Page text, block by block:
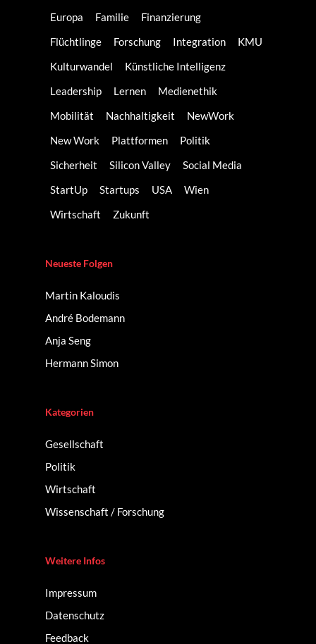
Europa
Familie
Finanzierung
Flüchtlinge
Forschung Integration
KMU
Kulturwandel
Künstliche Intelligenz
Leadership
Lernen
Medienethik
Mobilität
Nachhaltigkeit
NewWork
New Work
Plattformen
Politik
Sicherheit
Silicon Valley
Social Media
StartUp
Startups USA
Wien
Wirtschaft
Zukunft
Neueste Folgen
Martin Kaloudis
André Bodemann
Anja Seng
Hermann Simon
Kategorien
Gesellschaft
Politik
Wirtschaft
Wissenschaft / Forschung
Weitere Infos
Impressum
Datenschutz
Feedback